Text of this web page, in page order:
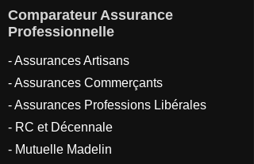
Comparateur Assurance
Professionnelle
- Assurances Artisans
- Assurances Commerçants
- Assurances Professions Libérales
- RC et Décennale
- Mutuelle Madelin